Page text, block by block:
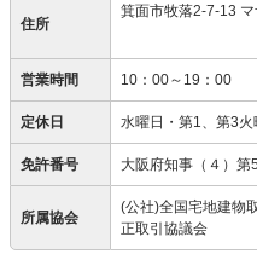
住所
箕面市牧落2-7-13 マ
営業時間 10：00～19：00
定休日 水曜日・第1、第3火
免許番号 大阪府知事（４）第
所属協会
(公社)全国宅地建物
正取引協議会